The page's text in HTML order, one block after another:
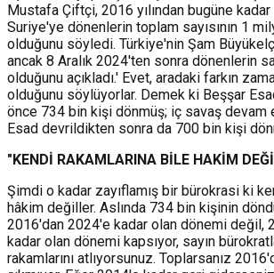
Mustafa Çiftçi, 2016 yılından bugüne
Suriye'ye dönenlerin toplam sayısının 1
olduğunu söyledi. Türkiye'nin Şam
ancak 8 Aralık 2024'ten sonra dönenlerin
olduğunu açıkladı.' Evet, aradaki farkın
olduğunu söylüyorlar. Demek ki Beşşar
önce 734 bin kişi dönmüş; iç savaş devam
Esad devrildikten sonra da 700 bin kişi
"KENDİ RAKAMLARINA BİLE HAKİM
Şimdi o kadar zayıflamış bir bürokrasi ki
hâkim değiller. Aslında 734 bin kişinin
2016'dan 2024'e kadar olan dönemi değil,
kadar olan dönemi kapsıyor, sayın
rakamlarını atlıyorsunuz. Toplarsanız